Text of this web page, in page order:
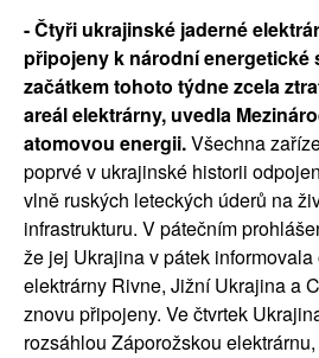
- Čtyři ukrajinské jaderné
připojeny k národní energetické
začátkem tohoto týdne zcela
areál elektrárny, uvedla
atomovou energii.Všechna
poprvé v ukrajinské historii
vlně ruských leteckých úderů na
infrastrukturu. V pátečním
že jej Ukrajina v pátek informovala
elektrárny Rivne, Jižní Ukrajina a
znovu připojeny. Ve čtvrtek
rozsáhlou Záporožskou